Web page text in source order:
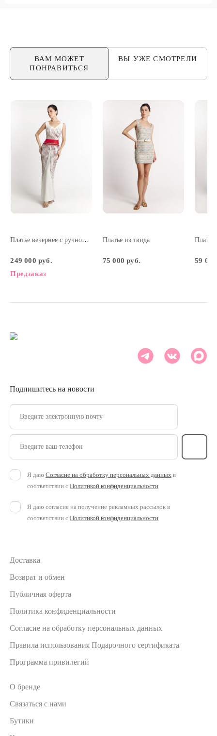
ВАМ МОЖЕТ
ПОНРАВИТЬСЯ
ВЫ УЖЕСМОТРЕЛИ
Платье вечернее с ручной вышивкой
249 000 руб.
Предзаказ
Платье из твида
75 000 руб. 59
Доставка
Возврат и обмен
Публичная оферта
Политика конфиденциальности
Согласие на обработку персональных данных
Правила использования Подарочного сертификата
Программа привилегий
О бренде
Связаться с нами
Бутики
Подпишитесь на новости
Введите электронную почту
Введите ваш телефон
Я даю Согласие на обработку персональных данных в
соответствии с Политикой конфиденциальности
Я даю согласие на получение рекламных рассылок в
соответствии с Политикой конфиденциальности